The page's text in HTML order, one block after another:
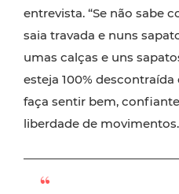
entrevista. “Se não sabe
saia travada e nuns
umas calças e uns
esteja 100%
faça sentir bem,
liberdade de movimentos.